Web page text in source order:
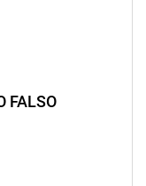
FALSO